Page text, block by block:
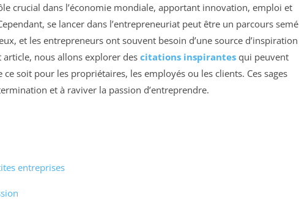
crucial dans l’économie mondiale, apportant innovation, emploi et
se lancer dans l’entrepreneuriat peut être un parcours semé
et les entrepreneurs ont souvent besoin d’une source d’inspiration
nous allons explorer des citations inspirantes qui peuvent
soit pour les propriétaires, les employés ou les clients. Ces sages
et à raviver la passion d’entreprendre.
entreprises